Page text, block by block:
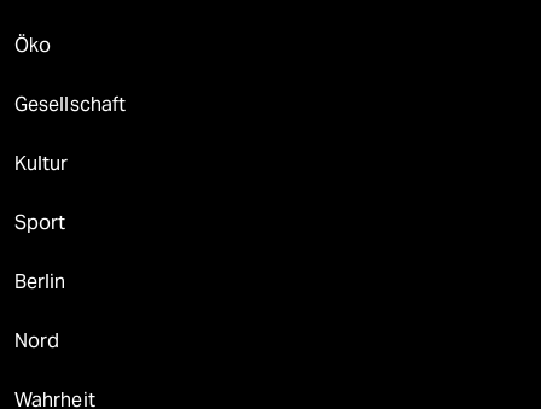
Öko
Gesellschaft
Kultur
Sport
Berlin
Nord
Wahrheit